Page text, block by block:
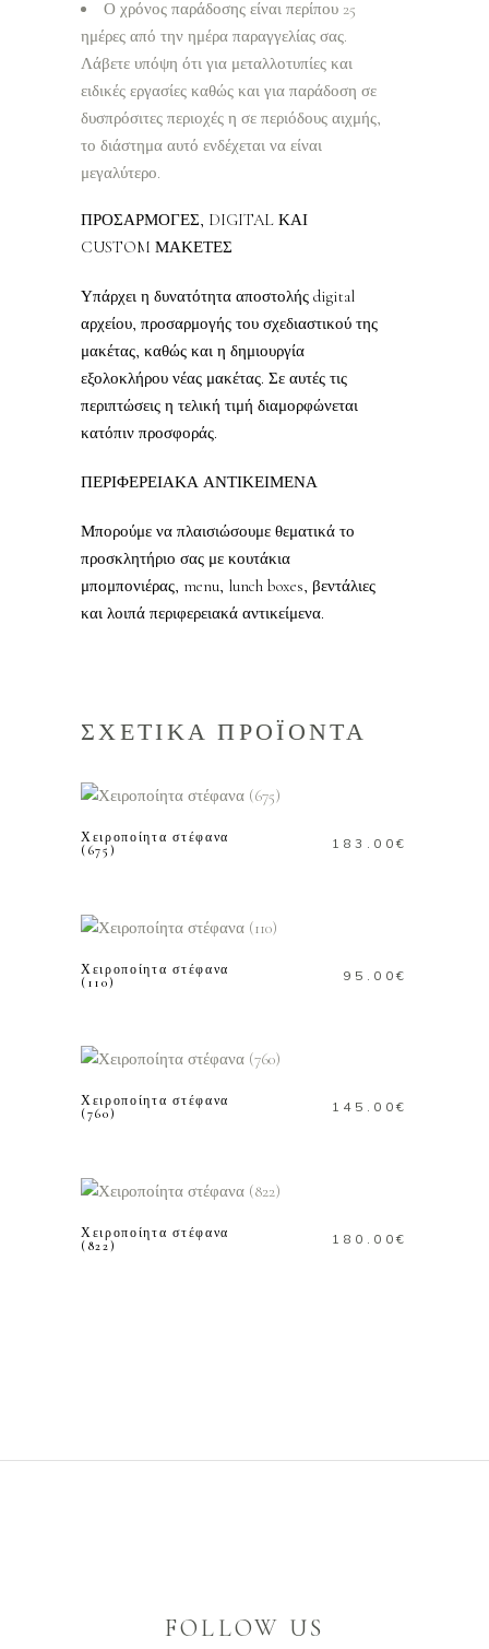
Ο χρόνος παράδοσης είναι περίπου 25
ημέρες από την ημέρα παραγγελίας σας.
Λάβετε υπόψη ότι για μεταλλοτυπίες και
ειδικές εργασίες καθώς και για παράδοση σε
δυσπρόσιτες περιοχές η σε περιόδους αιχμής,
το διάστημα αυτό ενδέχεται να είναι
μεγαλύτερο.
ΠΡΟΣΑΡΜΟΓΕΣ, DIGITAL ΚΑΙ
CUSTOM ΜΑΚΕΤΕΣ
Υπάρχει η δυνατότητα αποστολής digital
αρχείου, προσαρμογής του σχεδιαστικού της
μακέτας, καθώς και η δημιουργία
εξολοκλήρου νέας μακέτας. Σε αυτές τις
περιπτώσεις η τελική τιμή διαμορφώνεται
κατόπιν προσφοράς.
ΠΕΡΙΦΕΡΕΙΑΚΑ ΑΝΤΙΚΕΙΜΕΝΑ
Μπορούμε να πλαισιώσουμε θεματικά το
προσκλητήριο σας με κουτάκια
μπομπονιέρας, menu, lunch boxes, βεντάλιες
και λοιπά περιφερειακά αντικείμενα.
ΣΧΕΤΙΚΑ ΠΡΟΪΟΝΤΑ
Χειροποίητα στέφανα
(675)
183.00€
Χειροποίητα στέφανα
(110)
95.00€
Χειροποίητα στέφανα
(760)
145.00€
Χειροποίητα στέφανα
(822)
180.00€
FOLLOW US